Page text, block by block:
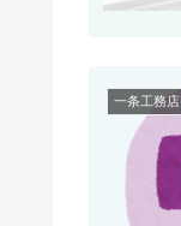
一条工務店